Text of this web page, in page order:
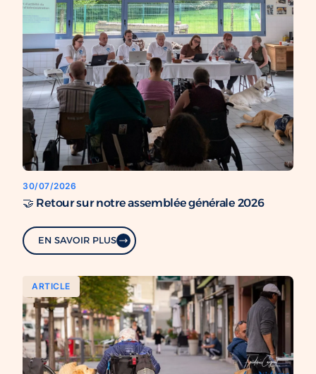
30/07/2026
🤝 Retour sur notre assemblée générale 2026
EN SAVOIR PLUS
ARTICLE